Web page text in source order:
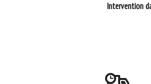
Intervention